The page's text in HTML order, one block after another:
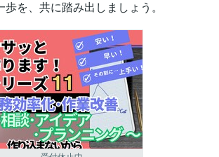
を、共に踏み出しましょう。